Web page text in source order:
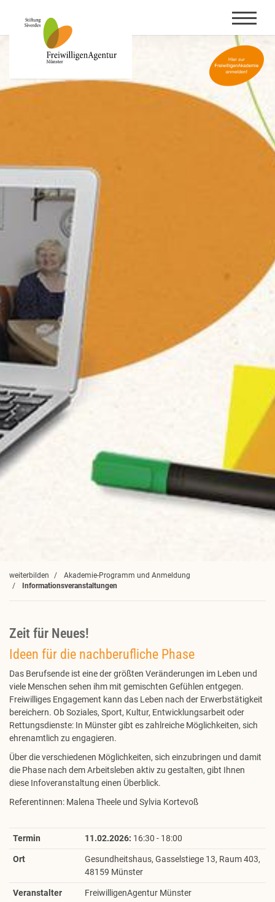
weiterbilden
Akademie-Programm und Anmeldung
Informationsveranstaltungen
Zeit für Neues!
Ideen für die nachberufliche Phase
Das Berufsende ist eine der größten Veränderungen im Leben und
viele Menschen sehen ihm mit gemischten Gefühlen entgegen.
Freiwilliges Engagement kann das Leben nach der Erwerbstätigkeit
bereichern. Ob Soziales, Sport, Kultur, Entwicklungsarbeit oder
Rettungsdienste: In Münster gibt es zahlreiche Möglichkeiten, sich
ehrenamtlich zu engagieren.
Über die verschiedenen Möglichkeiten, sich einzubringen und damit
die Phase nach dem Arbeitsleben aktiv zu gestalten, gibt Ihnen
diese Infoveranstaltung einen Überblick.
Referentinnen: Malena Theele und Sylvia Kortevoß
Termin 11.02.2026: 16:30 - 18:00
Ort
Gesundheitshaus, Gasselstiege 13, Raum 403,
48159 Münster
Veranstalter
FreiwilligenAgentur Münster